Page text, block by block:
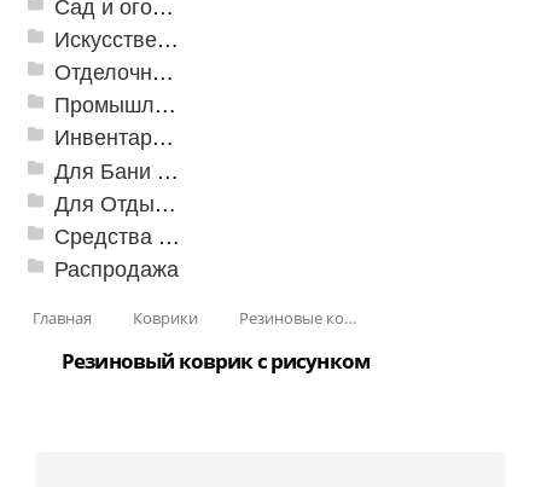
Искусственная трава
Отделочные профили
Промышленный текстиль
Инвентарь для клининга
Для Бани и Сауны
Для Отдыха и Пикника
Средства от насекомых и садовых вредителей
Распродажа
Главная Коврики Резиновые коврики
Резиновый коврик с рисунком